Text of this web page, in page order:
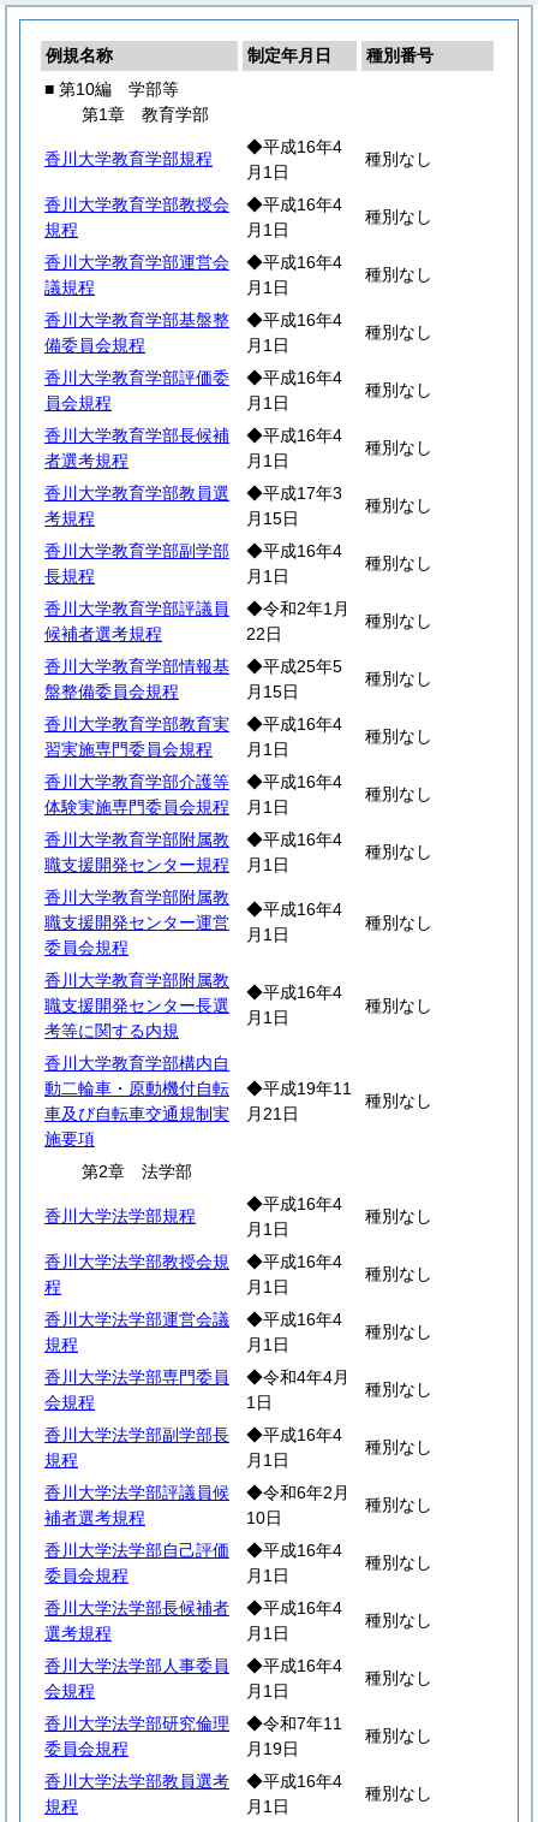
例規名称 制定年月日
種別番号
■ 第10編 学部等
第1章 教育学部
香川大学教育学部規程
◆平成16年4
月1日
種別なし
香川大学教育学部教授会
規程
◆平成16年4
月1日
種別なし
香川大学教育学部運営会
議規程
◆平成16年4
月1日
種別なし
香川大学教育学部基盤整
備委員会規程
◆平成16年4
月1日
種別なし
香川大学教育学部評価委
員会規程
◆平成16年4
月1日
種別なし
香川大学教育学部長候補
者選考規程
◆平成16年4
月1日
種別なし
香川大学教育学部教員選
考規程
◆平成17年3
月15日
種別なし
香川大学教育学部副学部
長規程
◆平成16年4
月1日
種別なし
香川大学教育学部評議員
候補者選考規程
◆令和2年1月
22日
種別なし
香川大学教育学部情報基
盤整備委員会規程
◆平成25年5
月15日
種別なし
香川大学教育学部教育実
習実施専門委員会規程
◆平成16年4
月1日
種別なし
香川大学教育学部介護等
体験実施専門委員会規程
◆平成16年4
月1日
種別なし
香川大学教育学部附属教
職支援開発センター規程
◆平成16年4
月1日
種別なし
香川大学教育学部附属教
職支援開発センター運営
委員会規程
◆平成16年4
月1日
種別なし
香川大学教育学部附属教
職支援開発センター長選
考等に関する内規
◆平成16年4
月1日
種別なし
香川大学教育学部構内自
動二輪車・原動機付自転
車及び自転車交通規制実
施要項
◆平成19年11
月21日
種別なし
第2章 法学部
香川大学法学部規程
◆平成16年4
月1日
種別なし
香川大学法学部教授会規
程
◆平成16年4
月1日
種別なし
香川大学法学部運営会議
規程
◆平成16年4
月1日
種別なし
香川大学法学部専門委員
会規程
◆令和4年4月
1日
種別なし
香川大学法学部副学部長
規程
◆平成16年4
月1日
種別なし
香川大学法学部評議員候
補者選考規程
◆令和6年2月
10日
種別なし
香川大学法学部自己評価
委員会規程
◆平成16年4
月1日
種別なし
香川大学法学部長候補者
選考規程
◆平成16年4
月1日
種別なし
香川大学法学部人事委員
会規程
◆平成16年4
月1日
種別なし
香川大学法学部研究倫理
委員会規程
◆令和7年11
月19日
種別なし
香川大学法学部教員選考
規程
◆平成16年4
月1日
種別なし